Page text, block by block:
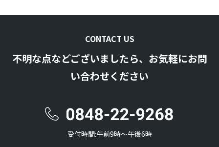
CONTACT US
不明な点などございましたら、お気軽にお問
い合わせください
受付時間:午前9時〜午後6時